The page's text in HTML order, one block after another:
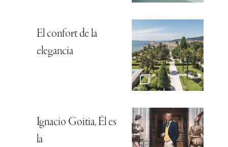
El confort de la
elegancia
Ignacio Goitia, Él es
la